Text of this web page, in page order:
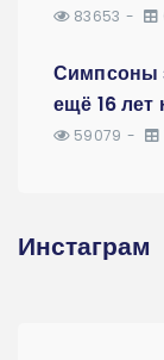
83653
Симпсоны
ещё 16 лет
59079
Инстаграм